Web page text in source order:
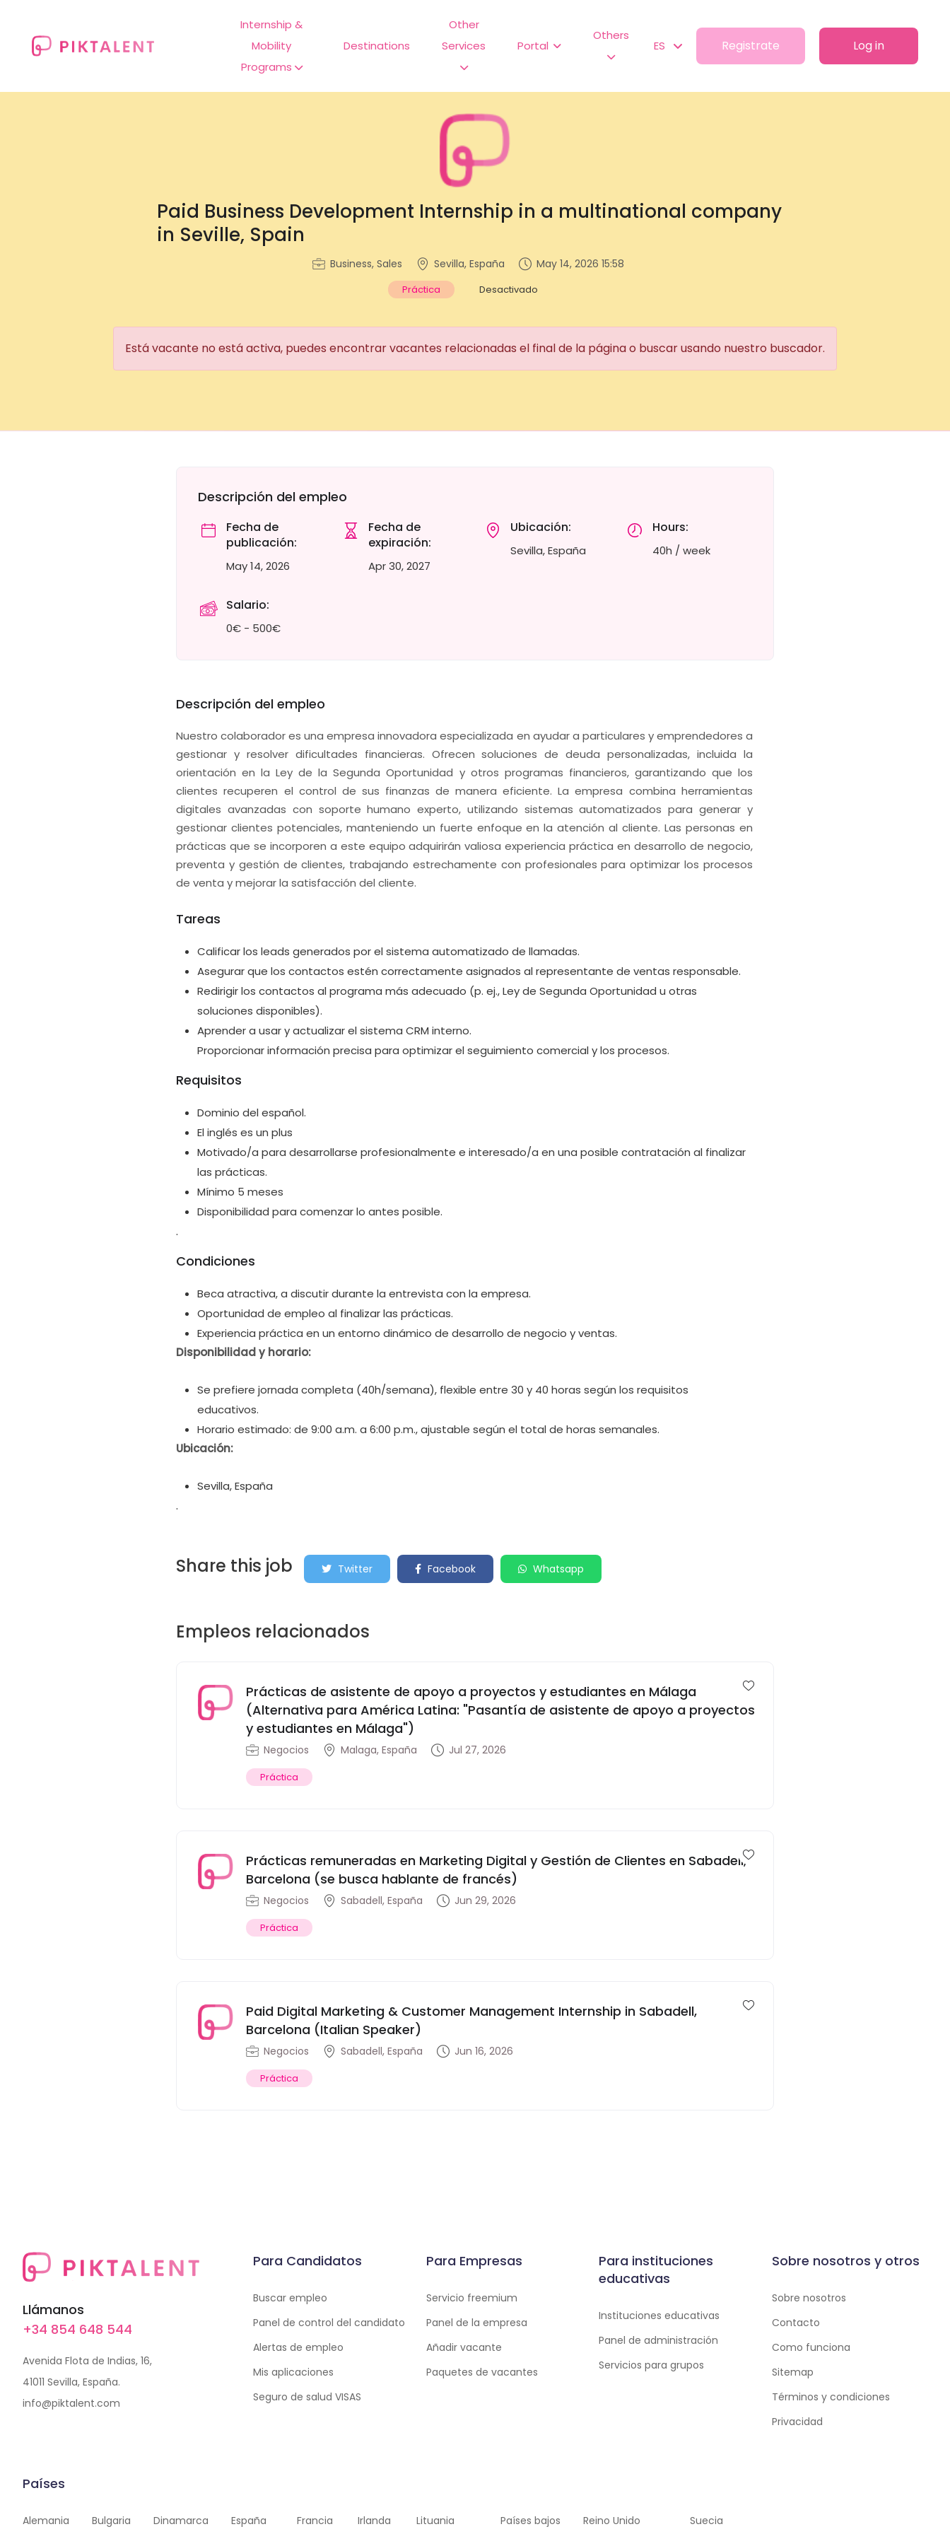
Internship &
Mobility
Programs
Destinations
Other
Services
Portal
Others
ES Registrate Log in
Paid Business Development Internship in a multinational company
in Seville, Spain
Business, Sales Sevilla, España May 14, 2026 15:58
Práctica Desactivado
Está vacante no está activa, puedes encontrar vacantes relacionadas el final de la página o buscar usando nuestro buscador.
Descripción del empleo
Fecha de
publicación:
May 14, 2026
Fecha de
expiración:
Apr 30, 2027
Ubicación:
Sevilla, España
Hours:
40h / week
Salario:
0€ - 500€
Descripción del empleo
Nuestro colaborador es una empresa innovadora especializada en ayudar a particulares y emprendedores a
gestionar y resolver dificultades financieras. Ofrecen soluciones de deuda personalizadas, incluida la
orientación en la Ley de la Segunda Oportunidad y otros programas financieros, garantizando que los
clientes recuperen el control de sus finanzas de manera eficiente. La empresa combina herramientas
digitales avanzadas con soporte humano experto, utilizando sistemas automatizados para generar y
gestionar clientes potenciales, manteniendo un fuerte enfoque en la atención al cliente. Las personas en
prácticas que se incorporen a este equipo adquirirán valiosa experiencia práctica en desarrollo de negocio,
preventa y gestión de clientes, trabajando estrechamente con profesionales para optimizar los procesos
de venta y mejorar la satisfacción del cliente.
Tareas
Calificar los leads generados por el sistema automatizado de llamadas.
Asegurar que los contactos estén correctamente asignados al representante de ventas responsable.
Redirigir los contactos al programa más adecuado (p. ej., Ley de Segunda Oportunidad u otras
soluciones disponibles).
Aprender a usar y actualizar el sistema CRM interno.
Proporcionar información precisa para optimizar el seguimiento comercial y los procesos.
Requisitos
Dominio del español.
El inglés es un plus
Motivado/a para desarrollarse profesionalmente e interesado/a en una posible contratación al finalizar
las prácticas.
Mínimo 5 meses
Disponibilidad para comenzar lo antes posible.
.
Condiciones
Beca atractiva, a discutir durante la entrevista con la empresa.
Oportunidad de empleo al finalizar las prácticas.
Experiencia práctica en un entorno dinámico de desarrollo de negocio y ventas.
Disponibilidad y horario:
Se prefiere jornada completa (40h/semana), flexible entre 30 y 40 horas según los requisitos
educativos.
Horario estimado: de 9:00 a.m. a 6:00 p.m., ajustable según el total de horas semanales.
Ubicación:
Sevilla, España
.
Share this job Twitter Facebook Whatsapp
Empleos relacionados
Prácticas de asistente de apoyo a proyectos y estudiantes en Málaga
(Alternativa para América Latina: "Pasantía de asistente de apoyo a proyectos
y estudiantes en Málaga")
Negocios Malaga, España Jul 27, 2026
Práctica
Prácticas remuneradas en Marketing Digital y Gestión de Clientes en Sabadell,
Barcelona (se busca hablante de francés)
Negocios Sabadell, España Jun 29, 2026
Práctica
Paid Digital Marketing & Customer Management Internship in Sabadell,
Barcelona (Italian Speaker)
Negocios Sabadell, España Jun 16, 2026
Práctica
Llámanos
+34 854 648 544
Avenida Flota de Indias, 16,
41011 Sevilla, España.
info@piktalent.com
Para Candidatos
Buscar empleo
Panel de control del candidato
Alertas de empleo
Mis aplicaciones
Seguro de salud VISAS
Para Empresas
Servicio freemium
Panel de la empresa
Añadir vacante
Paquetes de vacantes
Para instituciones
educativas
Instituciones educativas
Panel de administración
Servicios para grupos
Sobre nosotros y otros
Sobre nosotros
Contacto
Como funciona
Sitemap
Términos y condiciones
Privacidad
Países
Alemania Bulgaria Dinamarca España Francia Irlanda Lituania Países bajos Reino Unido Suecia